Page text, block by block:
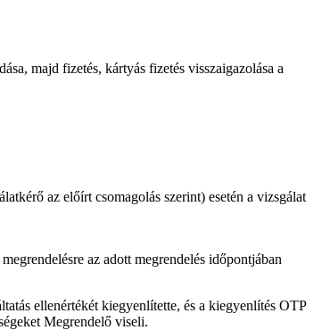
majd fizetés, kártyás fizetés visszaigazolása a
az előírt csomagolás szerint) esetén a vizsgálat
az adott megrendelés időpontjában
ellenértékét kiegyenlítette, és a kiegyenlítés OTP
Megrendelő viseli.